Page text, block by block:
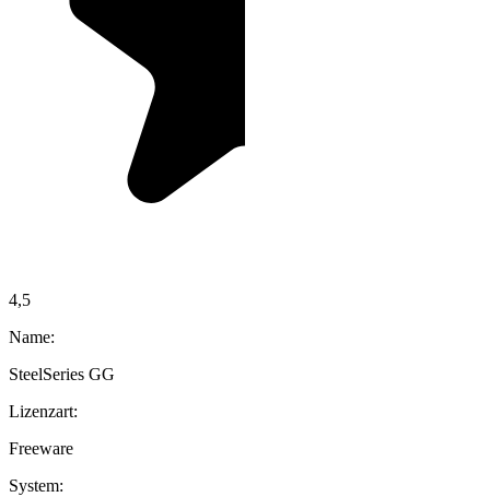
4,5
Name:
SteelSeries GG
Lizenzart:
Freeware
System: